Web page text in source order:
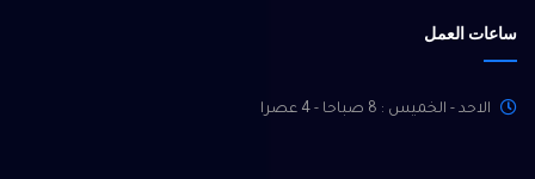
ساعات العمل
الاحد - الخميس : 8 صباحا - 4 عصرا